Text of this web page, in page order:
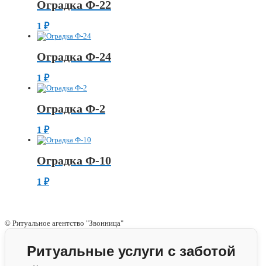
Оградка Ф-22
1 ₽
Оградка Ф-24
1 ₽
Оградка Ф-2
1 ₽
Оградка Ф-10
1 ₽
© Ритуальное агентство "Звонница"
Ритуальные услуги с заботой